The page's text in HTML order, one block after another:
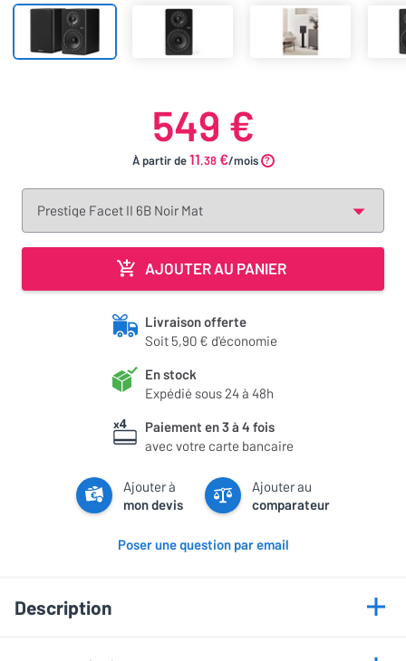
549 €
À partir de11.38€/mois
AJOUTER AU PANIER
Livraison offerte
Soit 5,90 € d'économie
En stock
Expédié sous 24 à 48h
Paiement en 3 à 4 fois
avec votre carte bancaire
Ajouter à
mon devis
Ajouter au
comparateur
Poser une question par email
Description